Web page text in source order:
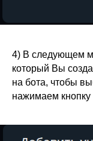
4) В следующем
который Вы
на бота, чтобы
нажимаем кнопку